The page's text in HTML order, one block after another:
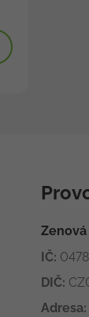
Zenová
IČ:
DIČ:
Adresa: